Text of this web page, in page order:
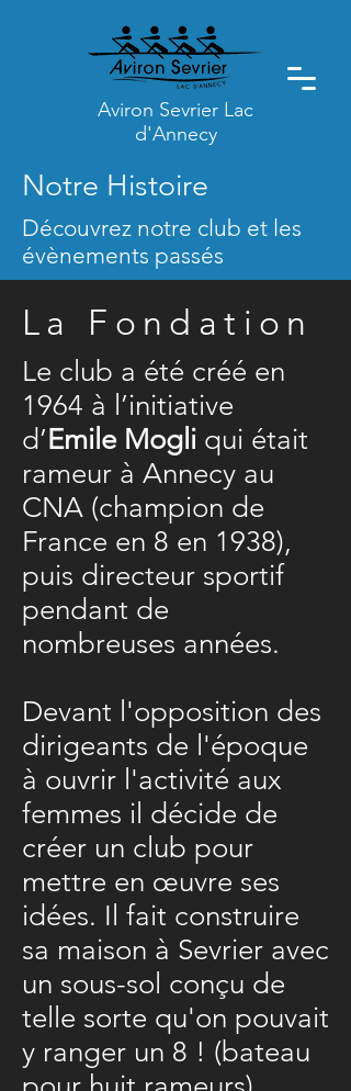
Aviron Sevrier Lac
d'Annecy
Notre Histoire
Découvrez notre club et les
évènements passés
La Fondation
Le club a été créé en
1964 à l’initiative
d’Emile Mogli qui était
rameur à Annecy au
CNA (champion de
France en 8 en 1938),
puis directeur sportif
pendant de
nombreuses années.
Devant l'opposition des
dirigeants de l'époque
à ouvrir l'activité aux
femmes il décide de
créer un club pour
mettre en œuvre ses
idées. Il fait construire
sa maison à Sevrier avec
un sous-sol conçu de
telle sorte qu'on pouvait
y ranger un 8 ! (bateau